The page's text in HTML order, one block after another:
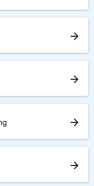
arrow_forward
arrow_forward
arrow_forward
arrow_forward